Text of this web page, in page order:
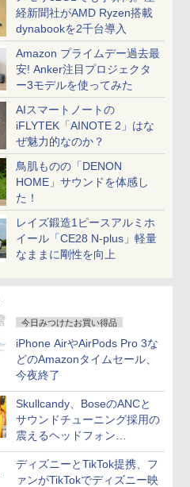
経新聞社がAMD Ryzen搭載
dynabookを2千台導入
Amazon プライムデー過去最
安! Anker注目プロジェクタ
ー3モデルを使ってみた
AIスマートノートの
iFLYTEK「AINOTE 2」はな
ぜ魅力的なのか？
鳥肌ものの「DENON
HOME」サウンドを体感し
た！
レイズ鍛造1ピースアルミホ
イール「CE28 N-plus」軽量
なままに剛性を向上
今日みつけたお買い得品
iPhone AirやAirPods Pro 3な
どのAmazonタイムセール、
今夜終了
Skullcandy、BoseのANCと
サウンドチューニング採用の
震えるヘッドフォン
「Crusher 1080 ANC」
ディズニーとTikTok提携、フ
ァンがTikTokでディズニー映